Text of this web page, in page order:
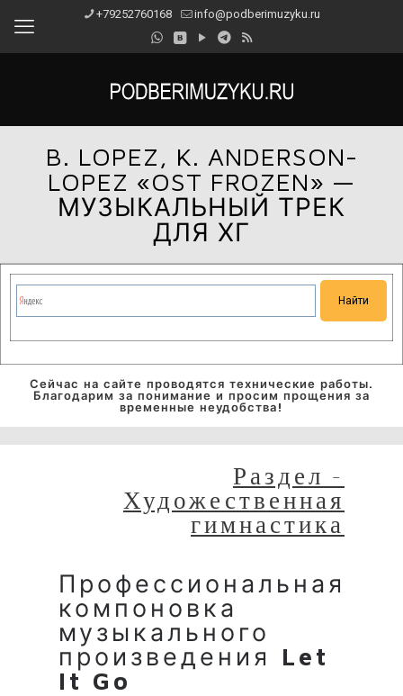
+79252760168 info@podberimuzyku.ru
B. LOPEZ, K. ANDERSON-
LOPEZ «OST FROZEN» —
МУЗЫКАЛЬНЫЙ ТРЕК
ДЛЯ ХГ
Сейчас на сайте проводятся технические работы.
Благодарим за понимание и просим прощения за
временные неудобства!
Раздел -
Художественная
гимнастика
Профессиональная
компоновка
музыкального
произведения Let
It Go